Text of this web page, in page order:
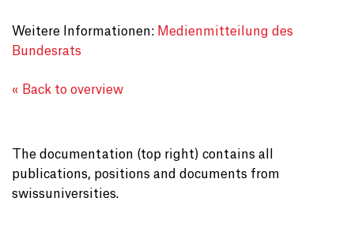
Weitere Informationen: Medienmitteilung des
Bundesrats
« Back to overview
The documentation (top right) contains all
publications, positions and documents from
swissuniversities.